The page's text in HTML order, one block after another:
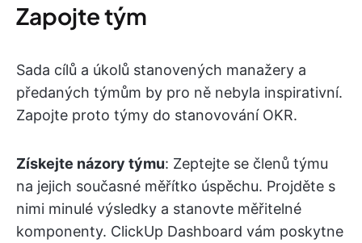
Zapojte tým
Sada cílů a úkolů stanovených manažery a
předaných týmům by pro ně nebyla inspirativní.
Zapojte proto týmy do stanovování OKR.
Získejte názory týmu: Zeptejte se členů týmu
na jejich současné měřítko úspěchu. Projděte s
nimi minulé výsledky a stanovte měřitelné
komponenty. ClickUp Dashboard vám poskytne